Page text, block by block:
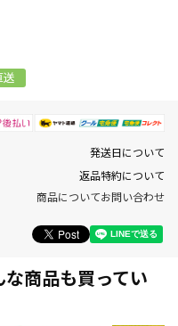
送
発送日について
返品特約について
商品についてお問い合わせ
商品も買ってい